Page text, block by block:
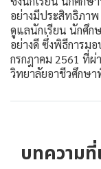
อย่างมีประสิทธิภา
ดูแลนักเรียน นักศึก
อย่างดี ซึ่งพิธีการม
กรกฎาคม 2561 ที่
วิทยาลัยอาชีวศึกษ
บทความที่